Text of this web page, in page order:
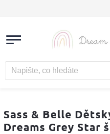
Sass & Belle
Dreams Grey Star